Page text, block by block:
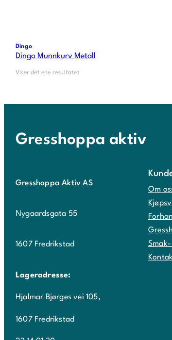
Dingo
Dingo Munnkurv Metall
Viser det ene resultatet
Gresshoppa aktiv
Gresshoppa Aktiv AS
Nygaardsgata 55
1607 Fredrikstad
Lageradresse:
Hjalmar Bjørges vei 105,
1607 Fredrikstad
Om